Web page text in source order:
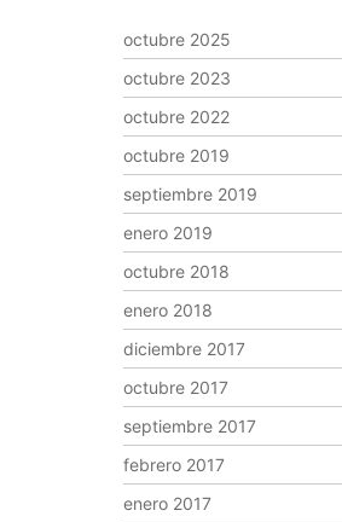
octubre 2025
octubre 2023
octubre 2022
octubre 2019
septiembre 2019
enero 2019
octubre 2018
enero 2018
diciembre 2017
octubre 2017
septiembre 2017
febrero 2017
enero 2017